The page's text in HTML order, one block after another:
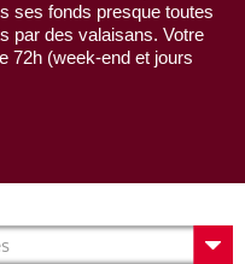
ses fonds presque toutes
par des valaisans. Votre
72h (week-end et jours